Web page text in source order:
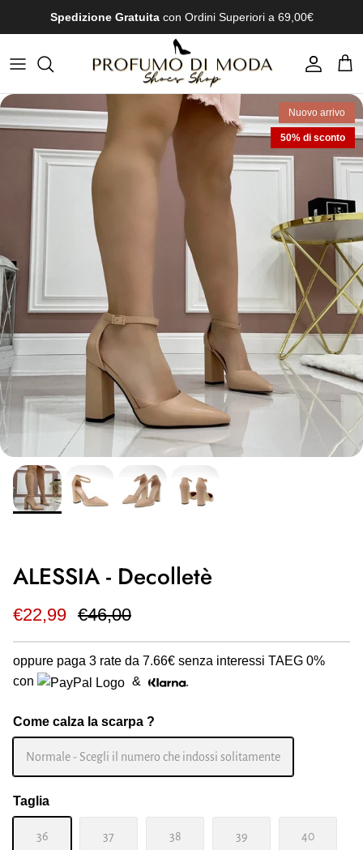
Spedizione Gratuita con Ordini Superiori a 69,00€
Account
Nuovo arrivo
50% di sconto
ALESSIA - Decolletè
€22,99 €46,00
oppure paga 3 rate da 7.66€ senza interessi TAEG 0%
con
&
Come calza la scarpa ?
Normale - Scegli il numero che indossi solitamente
Taglia
36 37 38 39 40